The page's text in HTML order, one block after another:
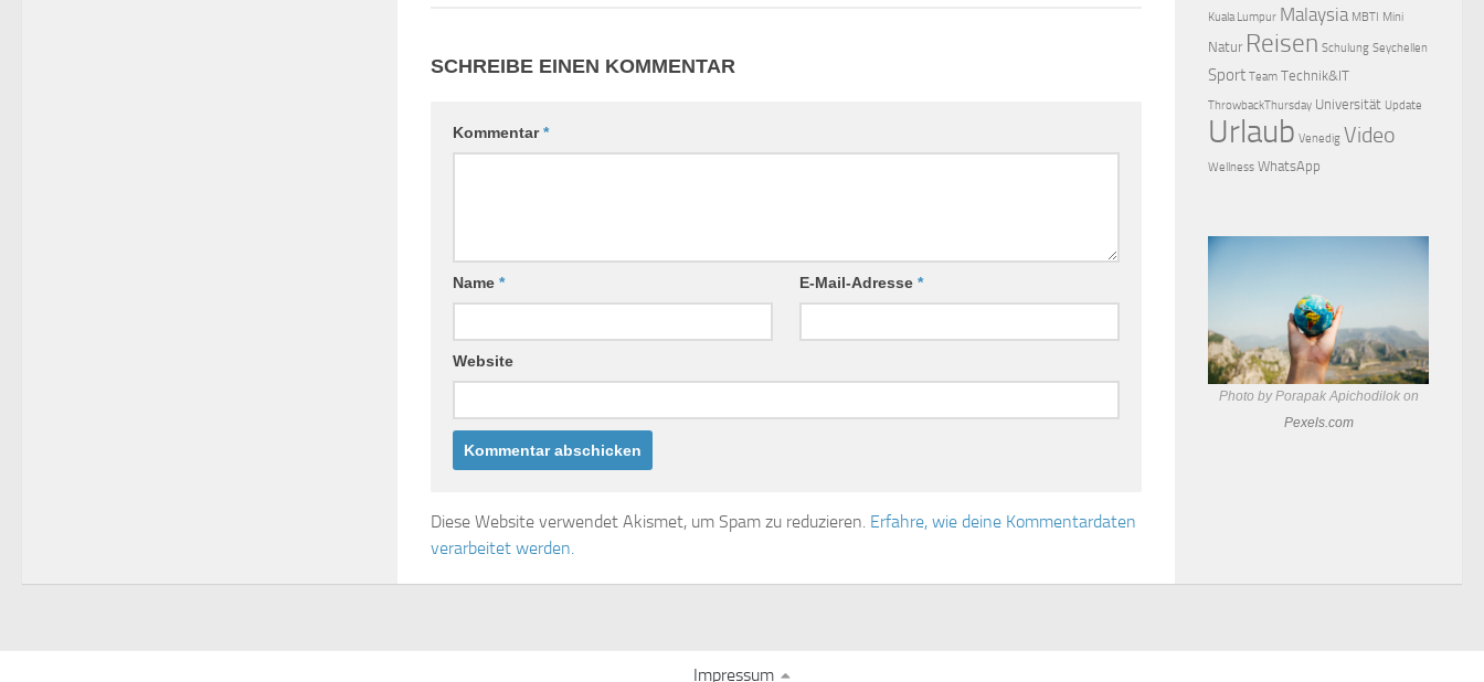
SCHREIBE EINEN KOMMENTAR
Kommentar*
Name * E-Mail-Adresse*
Website
Diese Website verwendet Akismet, um Spam zu reduzieren. Erfahre, wie deine Kommentardaten
verarbeitet werden.
Kuala Lumpur Malaysia MBTI Mini
Natur Reisen Schulung Seychellen
Sport Team Technik&IT
ThrowbackThursday Universität Update
Urlaub Venedig Video
Wellness WhatsApp
Photo by Porapak Apichodilok on
Pexels.com
Impressum